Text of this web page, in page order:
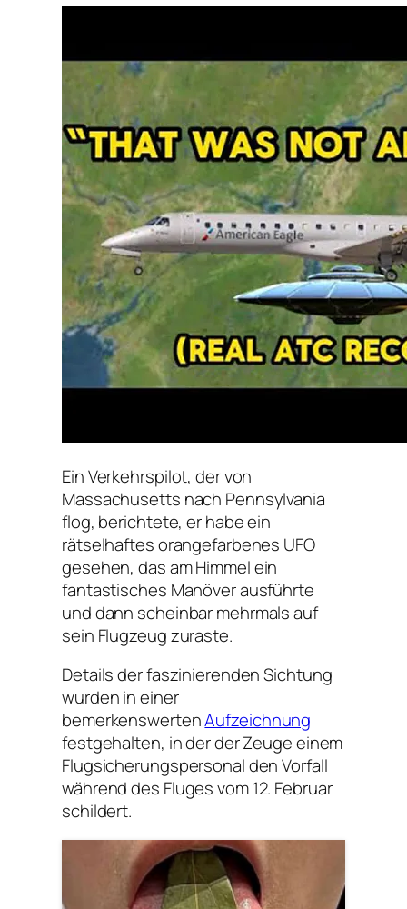
Ein Verkehrspilot, der von
Massachusetts nach Pennsylvania
flog, berichtete, er habe ein
rätselhaftes orangefarbenes UFO
gesehen, das am Himmel ein
fantastisches Manöver ausführte
und dann scheinbar mehrmals auf
sein Flugzeug zuraste.
Details der faszinierenden Sichtung
wurden in einer
bemerkenswertenAufzeichnung
festgehalten, in der der Zeuge einem
Flugsicherungspersonal den Vorfall
während des Fluges vom 12. Februar
schildert.